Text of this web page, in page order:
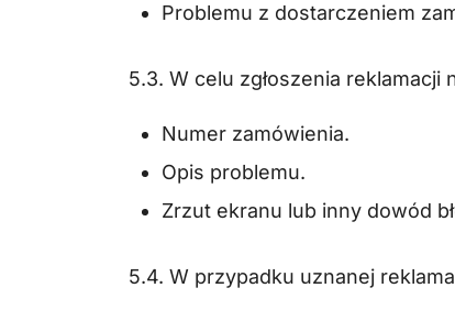
Problemu z dostarczeniem
5.3. W celu zgłoszenia
Numer zamówienia.
Opis problemu.
Zrzut ekranu lub inny dowód
5.4. W przypadku uznanej